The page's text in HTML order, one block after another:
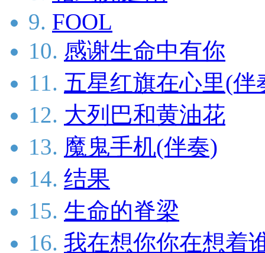
9. FOOL
10. 感谢生命中有你
11. 五星红旗在心里(伴
12. 大列巴和黄油花
13. 魔鬼手机(伴奏)
14. 结果
15. 生命的脊梁
16. 我在想你你在想着